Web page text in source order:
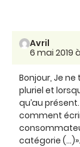
Avril
6 mai 2019
Bonjour, Je
pluriel et
qu’au
comment
catégorie (...)».